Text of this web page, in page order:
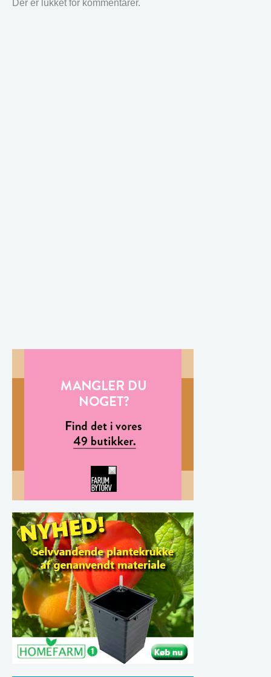
Der er lukket for kommentarer.